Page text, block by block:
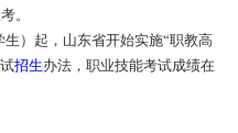
。
）起，山东省开始实施“职教高
招生办法，职业技能考试成绩在